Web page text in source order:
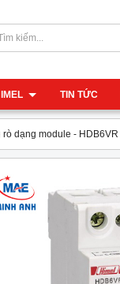
TIN TỨC
rò dạng module - HDB6VR